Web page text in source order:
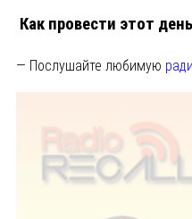
Как провести этот
— Послушайте любимую